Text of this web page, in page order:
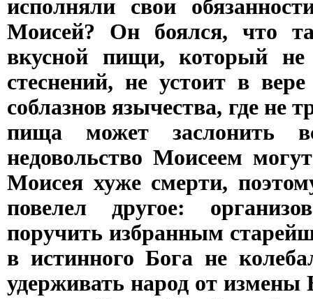
исполняли свои
Моисей? Он боялся, что
вкусной пищи, который не
стеснений, не устоит в
соблазнов язычества, где не
пища может заслонить
недовольство Моисеем
Моисея хуже смерти,
повелел другое:
поручить избранным
в истинного Бога не
удерживать народ от измены